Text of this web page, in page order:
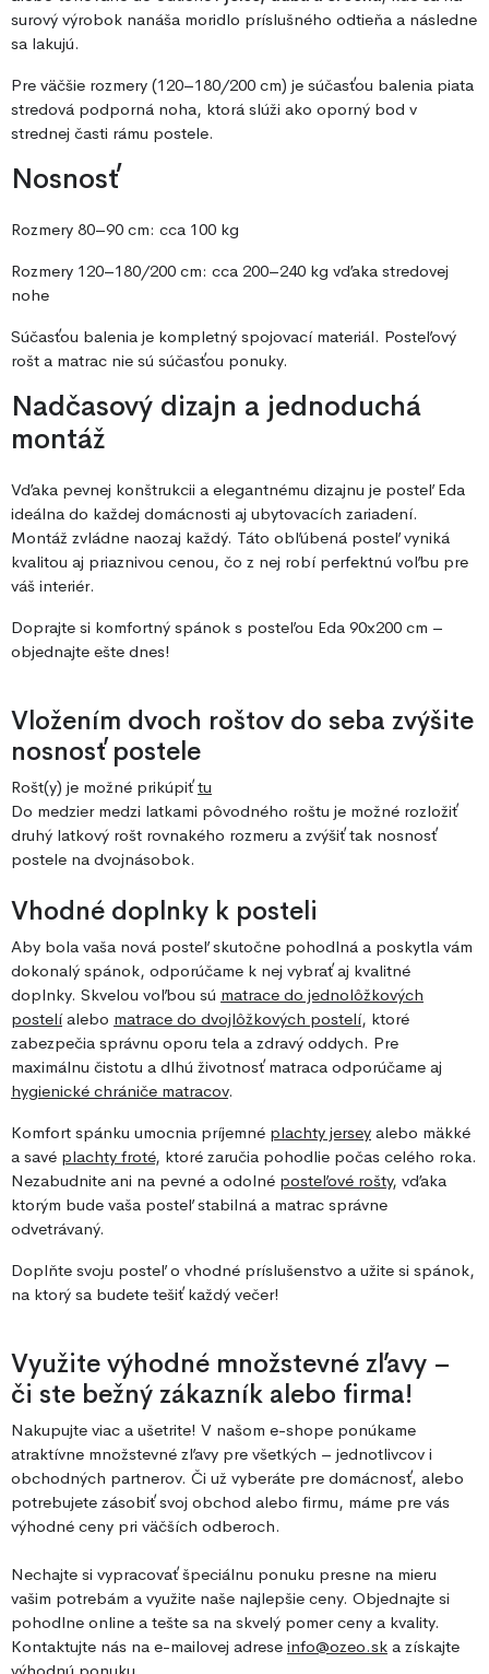
surový výrobok nanáša moridlo príslušného odtieňa a následne
sa lakujú.
Pre väčšie rozmery (120–180/200 cm) je súčasťou balenia piata
stredová podporná noha, ktorá slúži ako oporný bod v
strednej časti rámu postele.
Nosnosť
Rozmery 80–90 cm: cca 100 kg
Rozmery 120–180/200 cm: cca 200–240 kg vďaka stredovej
nohe
Súčasťou balenia je kompletný spojovací materiál. Posteľový
rošt a matrac nie sú súčasťou ponuky.
Nadčasový dizajn a jednoduchá
montáž
Vďaka pevnej konštrukcii a elegantnému dizajnu je posteľ Eda
ideálna do každej domácnosti aj ubytovacích zariadení.
Montáž zvládne naozaj každý. Táto obľúbená posteľ vyniká
kvalitou aj priaznivou cenou, čo z nej robí perfektnú voľbu pre
váš interiér.
Doprajte si komfortný spánok s posteľou Eda 90x200 cm –
objednajte ešte dnes!
Vložením dvoch roštov do seba zvýšite
nosnosť postele
Rošt(y) je možné prikúpiťtu
Do medzier medzi latkami pôvodného roštu je možné rozložiť
druhý latkový rošt rovnakého rozmeru a zvýšiť tak nosnosť
postele na dvojnásobok.
Vhodné doplnky k posteli
Aby bola vaša nová posteľ skutočne pohodlná a poskytla vám
dokonalý spánok, odporúčame k nej vybrať aj kvalitné
doplnky. Skvelou voľbou sú matrace do jednolôžkových
postelíalebo matrace do dvojlôžkových postelí, ktoré
zabezpečia správnu oporu tela a zdravý oddych. Pre
maximálnu čistotu a dlhú životnosť matraca odporúčame aj
hygienické chrániče matracov.
Komfort spánku umocnia príjemné plachty jersey alebo mäkké
a savé plachty froté, ktoré zaručia pohodlie počas celého roka.
Nezabudnite ani na pevné a odolné posteľové rošty, vďaka
ktorým bude vaša posteľ stabilná a matrac správne
odvetrávaný.
Doplňte svoju posteľ o vhodné príslušenstvo a užite si spánok,
na ktorý sa budete tešiť každý večer!
Využite výhodné množstevné zľavy –
či ste bežný zákazník alebo firma!
Nakupujte viac a ušetrite! V našom e-shope ponúkame
atraktívne množstevné zľavy pre všetkých – jednotlivcov i
obchodných partnerov. Či už vyberáte pre domácnosť, alebo
potrebujete zásobiť svoj obchod alebo firmu, máme pre vás
výhodné ceny pri väčších odberoch.
Nechajte si vypracovať špeciálnu ponuku presne na mieru
vašim potrebám a využite naše najlepšie ceny. Objednajte si
pohodlne online a tešte sa na skvelý pomer ceny a kvality.
Kontaktujte nás na e-mailovej adrese info@ozeo.sk a získajte